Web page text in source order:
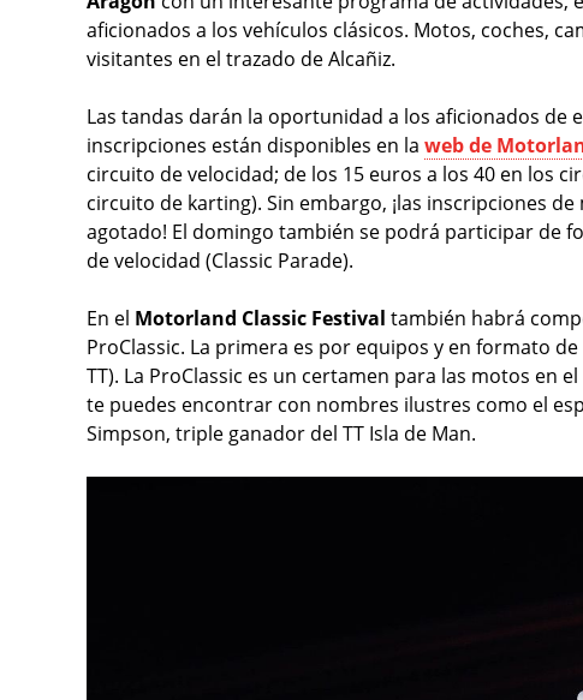
aficionados a los vehículos clásicos. Motos, coches,
visitantes en el trazado de Alcañiz.
Las tandas darán la oportunidad a los aficionados de
inscripciones están disponibles en la web de
circuito de velocidad; de los 15 euros a los 40 en los
circuito de karting). Sin embargo, ¡las inscripciones
agotado! El domingo también se podrá participar de
de velocidad (Classic Parade).
En el Motorland Classic Festival también habrá
ProClassic. La primera es por equipos y en formato de
TT). La ProClassic es un certamen para las motos en
te puedes encontrar con nombres ilustres como el
Simpson, triple ganador del TT Isla de Man.